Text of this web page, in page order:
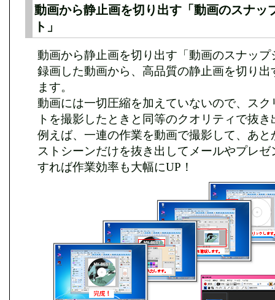
動画から静止画を切り出す「動画のスナッ
ト」
動画から静止画を切り出す「動画のスナップ
録画した動画から、高品質の静止画を切り出
ます。
動画には一切圧縮を加えていないので、スク
トを撮影したときと同等のクオリティで抜き
例えば、一連の作業を動画で撮影して、あと
ストシーンだけを抜き出してメールやプレゼ
すれば作業効率も大幅にUP！